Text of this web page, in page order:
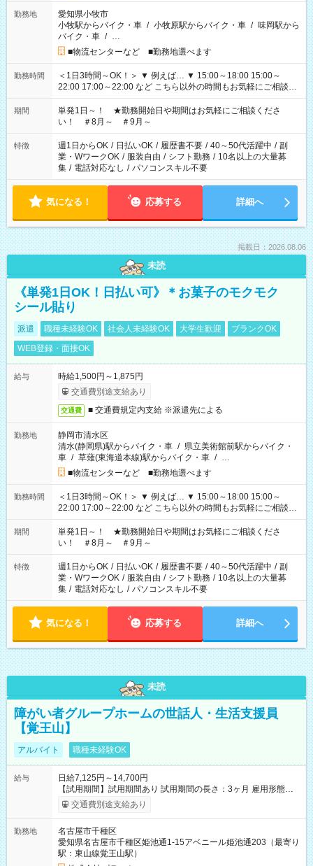
勤務地
愛知県小牧市
小牧駅からバイク・車 / 小牧原駅からバイク・車 / 味岡駅から
バイク・車 / …
■物流センターなど ■勤務地選べます
勤務時間
＜1日3時間～OK！＞ ▼ 例えば… ▼ 15:00～18:00 15:00～
22:00 17:00～22:00 など こちら以外の時間もお気軽にご相談く
ださい！
期間
単発1日～！ ★勤務開始日や期間はお気軽にご相談くださ
い！ ＃8月～ ＃9月～
特徴 週1日からOK / 日払いOK / 履歴書不要 / 40～50代活躍中 / 副
業・WワークOK / 服装自由 / シフト勤務 / 10名以上の大量募
集 / 電話対応なし / パソコンスキル不要
気になる！ 応募する 詳細へ
掲載日：2026.08.06
未読
《単発1日OK！日払い可》＊お菓子のモクモク
シール貼り
派遣 職種未経験OK 社会人未経験OK 大学生歓迎
ブランクOK
WEB登録・面接OK
給与
時給1,500円～1,875円
交通費別途支給あり
交通費 ■ 交通費規定内支給 ※派遣先による
勤務地
静岡市清水区
清水(静岡県)駅からバイク・車 / 県立美術館前駅からバイク・
車 / 草薙(東海道本線)駅からバイク・車 / …
■物流センターなど ■勤務地選べます
勤務時間
＜1日3時間～OK！＞ ▼ 例えば… ▼ 15:00～18:00 15:00～
22:00 17:00～22:00 など こちら以外の時間もお気軽にご相談く
ださい！
期間
単発1日～！ ★勤務開始日や期間はお気軽にご相談くださ
い！ ＃8月～ ＃9月～
特徴 週1日からOK / 日払いOK / 履歴書不要 / 40～50代活躍中 / 副
業・WワークOK / 服装自由 / シフト勤務 / 10名以上の大量募
集 / 電話対応なし / パソコンスキル不要
気になる！ 応募する 詳細へ
未読
障がい者グループホームの世話人・生活支援員
【覚王山】
アルバイト 職種未経験OK
給与
日給7,125円～14,700円
【試用期間】試用期間あり 試用期間の長さ：3ヶ月 雇用形態、
給与は本採用時と同じです。
交通費別途支給あり
勤務地
名古屋市千種区
愛知県名古屋市千種区姫池通1-15アベニール姫池通203（最寄り
駅：東山線覚王山駅）